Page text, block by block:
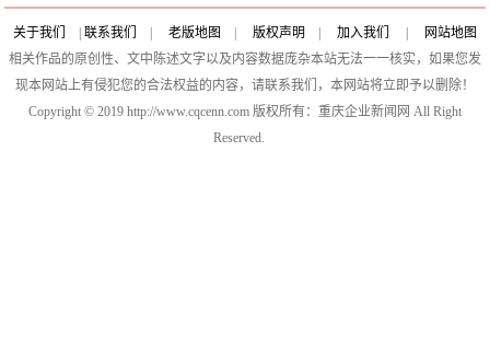
关于我们 联系我们 老版地图 版权声明 加入我们
网站地图
相关作品的原创性、文中陈述文字以及内容数据庞杂本站无法一一核实，如果您发
现本网站上有侵犯您的合法权益的内容，请联系我们，本网站将立即予以删除！
Copyright © 2019 http://www.cqcenn.com 版权所有：重庆企业新闻网 All Right
Reserved.